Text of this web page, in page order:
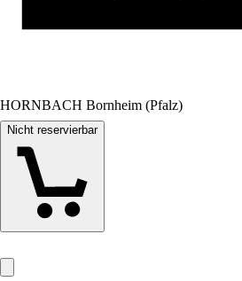
HORNBACH Bornheim (Pfalz)
Nicht reservierbar